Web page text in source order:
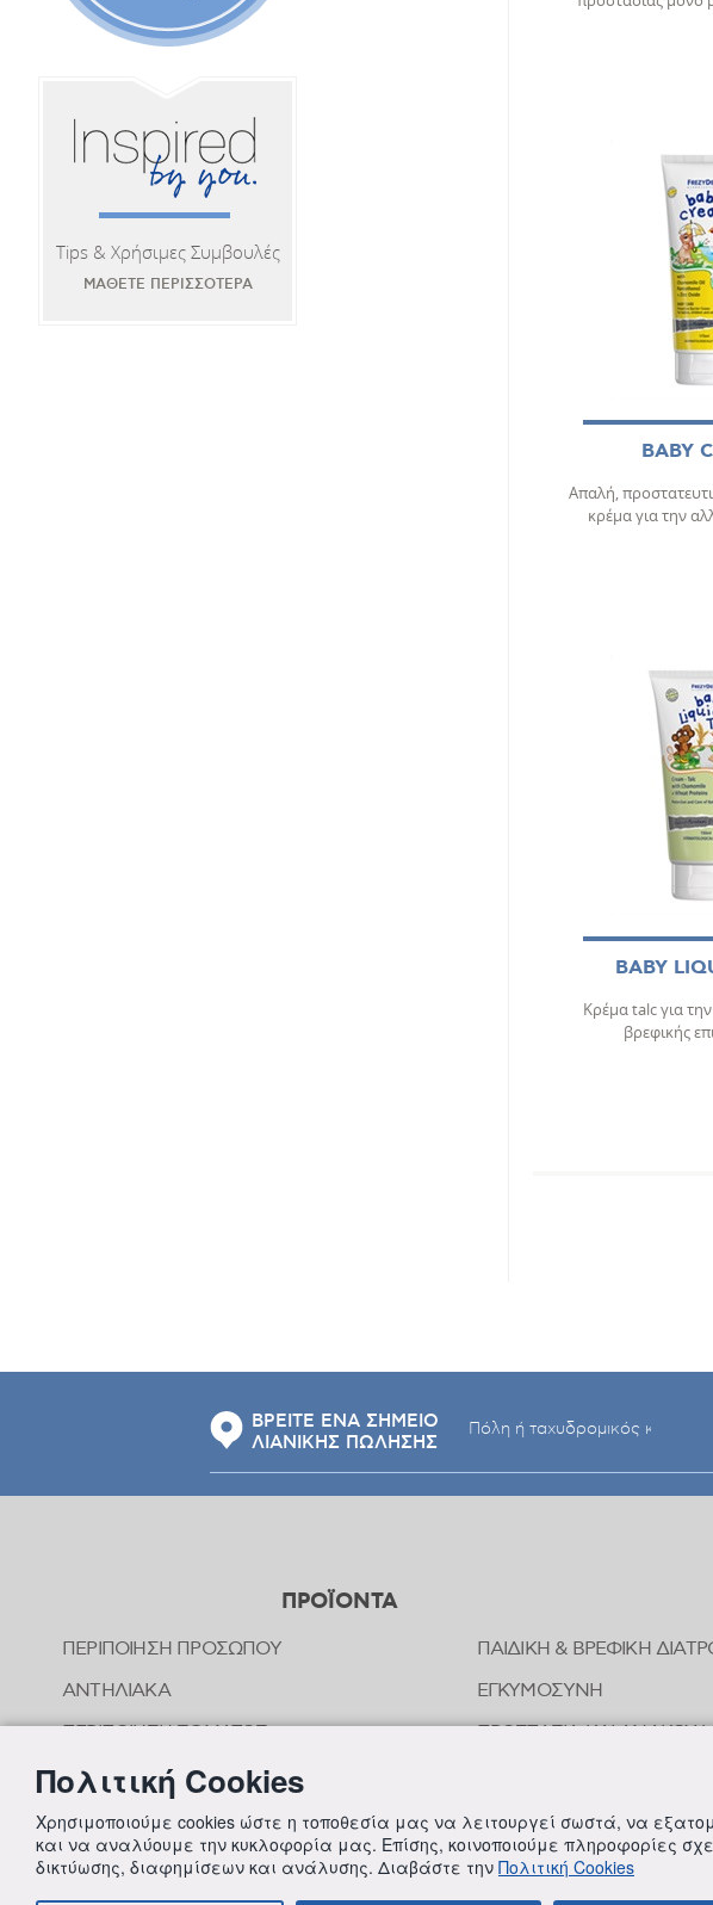
BABY
Απαλή,
κρέμα για την
BABY
Κρέμα talc για
βρεφικής
Tips & Χρήσιμες Συμβουλές
ΜΑΘΕΤΕ ΠΕΡΙΣΣΟΤΕΡΑ
ΒΡΕΙΤΕ ΕΝΑ ΣΗΜΕΙΟ
ΛΙΑΝΙΚΗΣ ΠΩΛΗΣΗΣ
ΠΡΟΪΟΝΤΑ
ΠΕΡΙΠΟΙΗΣΗ ΠΡΟΣΩΠΟΥ
ΑΝΤΗΛΙΑΚΑ
ΠΕΡΙΠΟΙΗΣΗ ΣΩΜΑΤΟΣ
ΠΕΡΙΠΟΙΗΣΗ ΜΑΛΛΙΩΝ
ΣΤΟΜΑΤΙΚΗ ΥΓΙΕΙΝΗ
ΑΠΟΣΥΜΦΟΡΗΤΙΚΑ ΜΥΤΗΣ
ΦΡΟΝΤΙΔΑ ΜΩΡΟΥ
ΠΑΙΔΙΚΗ & ΒΡΕΦΙΚΗ
ΕΓΚΥΜΟΣΥΝΗ
ΠΡΟΣΤΑΣΙΑ ΚΑΙ
ΠΕΡΙΠΟΙΗΣΗ ΕΥΑΙΣΘΗΤΗΣ
ΣΥΜΠΛΗΡΩΜΑΤΑ
Πολιτική Cookies
Χρησιμοποιούμε cookies ώστε η τοποθεσία μας να λειτουργεί σωστά, να
και να αναλύουμε την κυκλοφορία μας. Επίσης, κοινοποιούμε πληροφορίες
δικτύωσης, διαφημίσεων και ανάλυσης. Διαβάστε την Πολιτική Cookies